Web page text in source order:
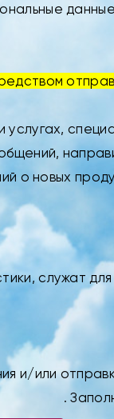
о новых
служат
и/или
.